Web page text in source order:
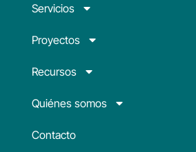
Servicios
Proyectos
Recursos
Quiénes somos
Contacto